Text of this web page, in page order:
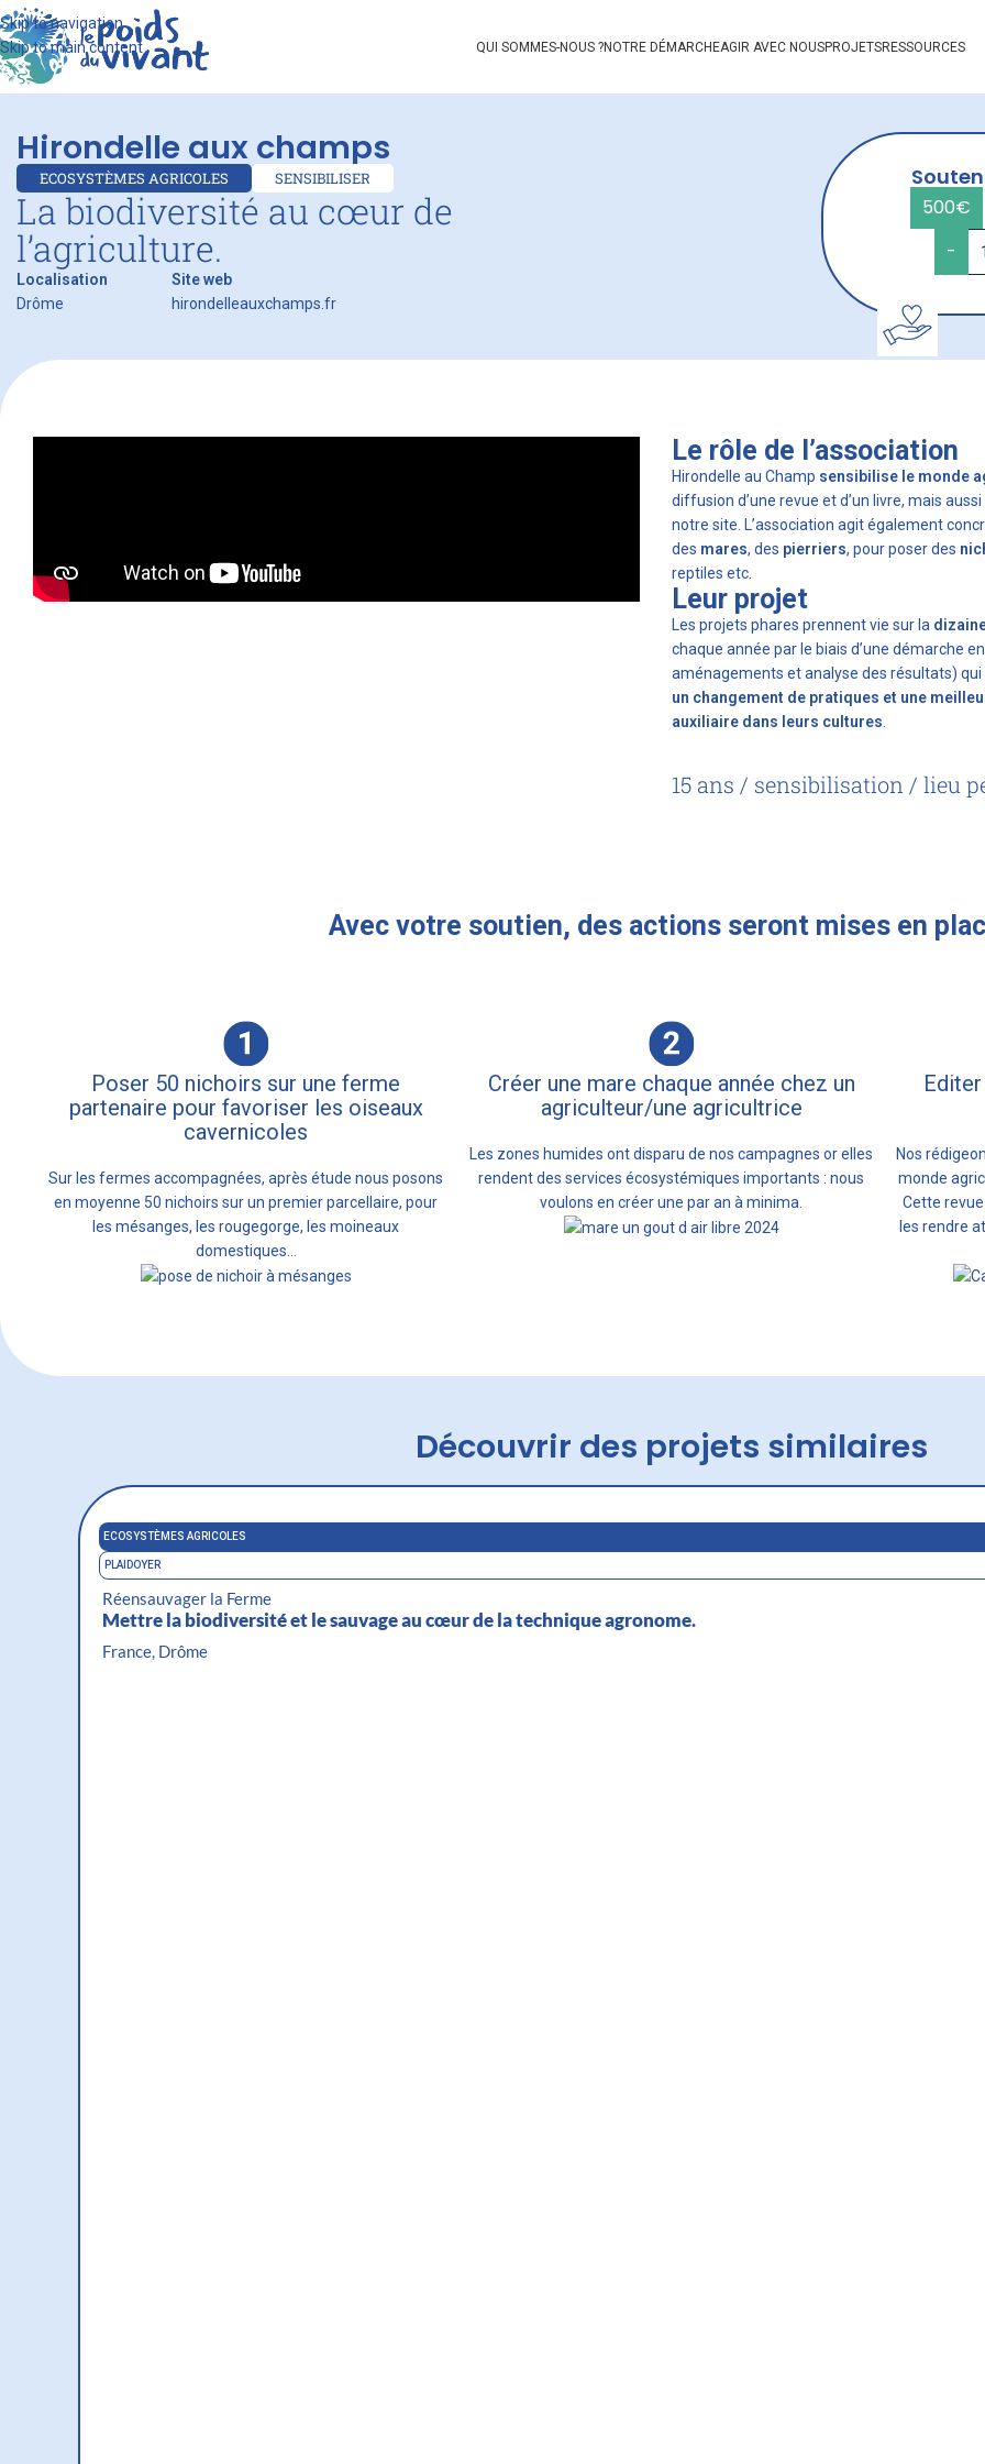
Skip to navigation
Skip to main content
QUI SOMMES-NOUS ?NOTRE DÉMARCHEAGIR AVEC NOUSPROJETSRESSOURCES
Hirondelle aux champs
ECOSYSTÈMES AGRICOLES SENSIBILISER
La biodiversité au cœur de
l’agriculture.
Localisation
Drôme
Site web
hirondelleauxchamps.fr
500€
-
Le rôle de l’association
Hirondelle au Champ sensibilise le monde
diffusion d’une revue et d’un livre, mais
notre site. L’association agit également
des mares, des pierriers, pour poser des
reptiles etc.
Leur projet
Les projets phares prennent vie sur la
chaque année par le biais d’une démarche
aménagements et analyse des résultats) qui
un changement de pratiques et une
auxiliaire dans leurs cultures
15 ans / sensibilisation / lieu
Avec votre soutien, des actions seront mises en
Poser 50 nichoirs sur une ferme
partenaire pour favoriser les oiseaux
cavernicoles
Sur les fermes accompagnées, après étude nous posons
en moyenne 50 nichoirs sur un premier parcellaire, pour
les mésanges, les rougegorge, les moineaux
domestiques…
Créer une mare chaque année chez un
agriculteur/une agricultrice
Les zones humides ont disparu de nos campagnes or elles
rendent des services écosystémiques importants : nous
voulons en créer une par an à minima.
Nos
monde
Cette
les rendre
Découvrir des projets similaires
ECOSYSTÈMES AGRICOLES
PLAIDOYER
Réensauvager la Ferme
Mettre la biodiversité et le sauvage au cœur de la technique agronome.
France, Drôme